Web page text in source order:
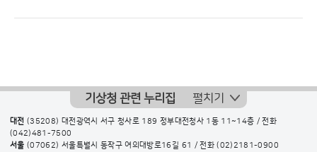
기상청 관련 누리집 펼치기
대전 (35208) 대전광역시 서구 청사로 189 정부대전청사 1동 11~14층 / 전화
(042)481-7500
서울 (07062) 서울특별시 동작구 여의대방로16길 61 / 전화(02)2181-0900